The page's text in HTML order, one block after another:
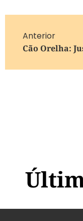
Anterior